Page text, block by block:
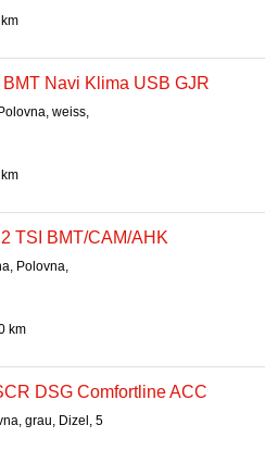
Navi Klima USB GJR
weiss,
TSI BMT/CAM/AHK
Polovna,
km
DSG Comfortline ACC
grau, Dizel, 5